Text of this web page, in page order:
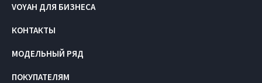
VOYAH ДЛЯ БИЗНЕСА
КОНТАКТЫ
МОДЕЛЬНЫЙ РЯД
ПОКУПАТЕЛЯМ